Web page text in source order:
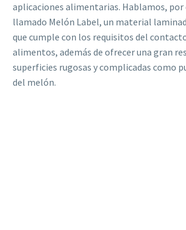
aplicaciones alimentarias. Hablamos,
llamado Melón Label, un material
que cumple con los requisitos del
alimentos, además de ofrecer una gran
superficies rugosas y complicadas como
del melón.